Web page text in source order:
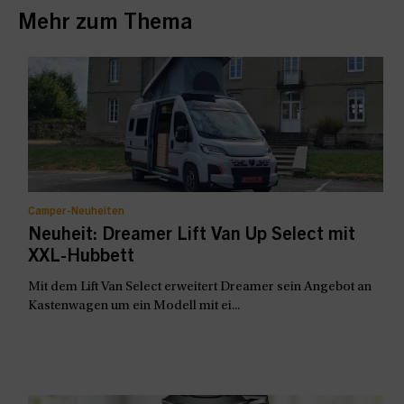
Mehr zum Thema
Camper-Neuheiten
Neuheit: Dreamer Lift Van Up Select mit
XXL-Hubbett
Mit dem Lift Van Select erweitert Dreamer sein Angebot an
Kastenwagen um ein Modell mit ei...